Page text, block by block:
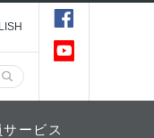
ービス